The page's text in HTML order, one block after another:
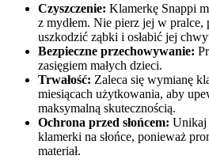
Czyszczenie: Klamerkę Snappi
z mydłem. Nie pierz jej w pralce,
uszkodzić ząbki i osłabić jej
Bezpieczne przechowywanie:
zasięgiem małych dzieci.
Trwałość: Zaleca się wymianę
miesiącach użytkowania, aby
maksymalną skutecznością.
Ochrona przed słońcem: Unikaj
klamerki na słońce, ponieważ
materiał.